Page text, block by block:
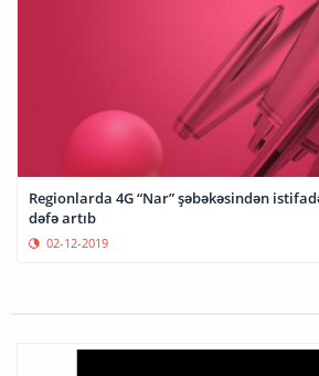
Regionlarda 4G “Nar” şəbəkəsindən
dəfə artıb
02-12-2019